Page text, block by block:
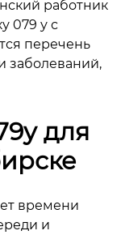
работник
079 у с
перечень
заболеваний,
для
времени
и